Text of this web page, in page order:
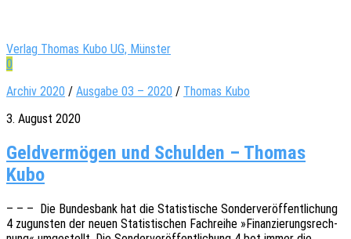
Verlag Thomas Kubo UG, Münster
0
Archiv 2020 / Ausgabe 03 – 2020 / Thomas Kubo
3. August 2020
Geldvermögen und Schulden – Thomas
Kubo
– – – Die Bundes­bank hat die Statis­ti­sche Sonder­ver­öf­fent­li­chung
4 zuguns­ten der neuen Statis­ti­schen Fach­rei­he »Finan­zie­rungs­rech­